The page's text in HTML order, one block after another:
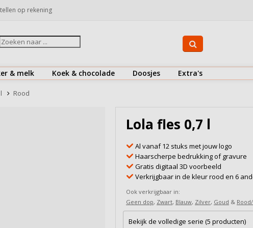
op rekening
& melk
Suiker
Koek & chocolade Doosjes Extra's
Bestek
Doosjes
Onderzetters
Snoepjes
Zout & peper
Rood
Lola fles 0,7 l
Al vanaf 12 stuks met jouw logo
Haarscherpe bedrukking of gravure
Gratis digitaal 3D voorbeeld
Verkrijgbaar in de kleur rood en 6
Ook verkrijgbaar in:
Geen dop, Zwart, Blauw, Zilver, Goud &
Bekijk de volledige serie (5 producten)